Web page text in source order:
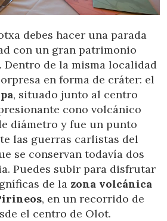
debes hacer una parada
con un gran patrimonio
de la misma localidad
en forma de cráter: el
, situado junto al centro
cono volcánico
diámetro y fue un punto
las guerras carlistas del
se conservan todavía dos
Puedes subir para disfrutar
de la zona volcánica
, en un recorrido de
el centro de Olot.